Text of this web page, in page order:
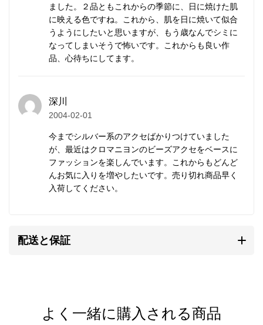
メンズ/レディース兼用。フリーサイズ。
カレン族の手仕事によるシルバ
カレンシルバー はタイの山岳民族カレン族の手仕事に
マットな質感が特徴で、 刻印
の一つ一つが異なる表情
を持ち、素朴なぬくもりが心に響きます。
研磨されていない温かみのある質感、無骨で荒削りな
のシルバーアクセサリーとは異なる個性となります。
そこには自然を畏れ敬うアニミズムの思想が流れてい
ました。２品ともこれからの季節に、日に焼けた肌
に映える色ですね。これから、肌を日に焼いて似合
うようにしたいと思いますが、もう歳なんでシミに
なってしまいそうで怖いです。これからも良い作
品、心待ちにしてます。
深川
2004-02-01
今までシルバー系のアクセばかりつけていました
が、最近はクロマニヨンのビーズアクセをベースに
ファッションを楽しんでいます。これからもどんど
んお気に入りを増やしたいです。売り切れ商品早く
入荷してください。
配送と保証
よく一緒に購入される商品